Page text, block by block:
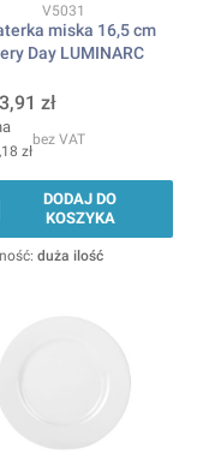
Kod produktu
V5031
miska 16,5 cm
Day LUMINARC
3,91 zł
zł
bez VAT
DODAJ DO
KOSZYKA
duża ilość